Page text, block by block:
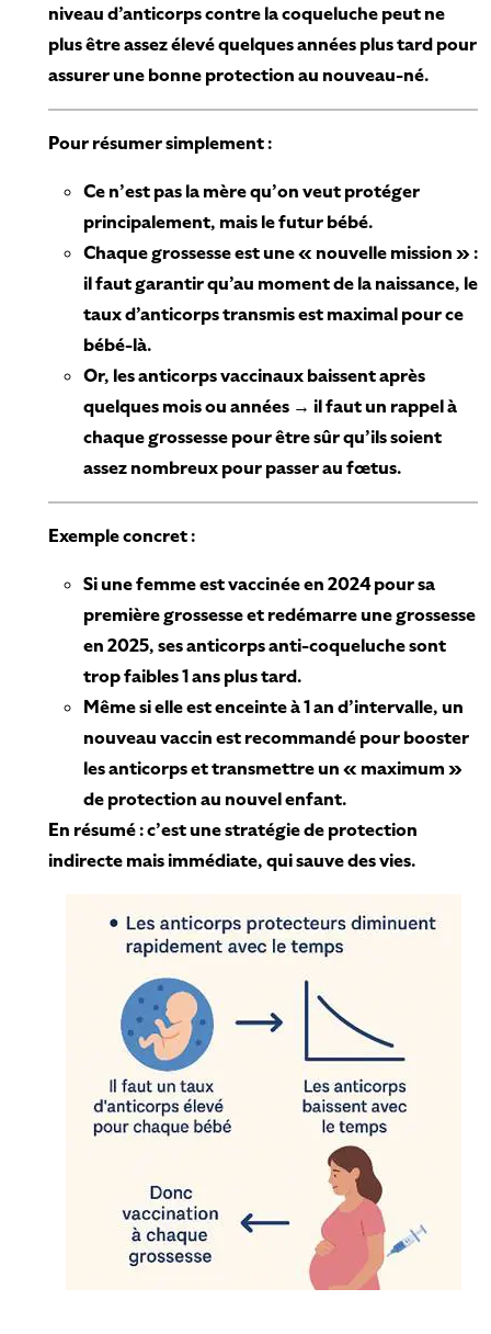
niveau d’anticorps contre la coqueluche peut ne
plus être assez élevé quelques années plus tard pour
assurer une bonne protection au nouveau-né.
Pour résumer simplement :
Ce n’est pas la mère qu’on veut protéger
principalement, mais le futur bébé.
Chaque grossesse est une « nouvelle mission » :
il faut garantir qu’au moment de la naissance, le
taux d’anticorps transmis est maximal pour ce
bébé-là.
Or, les anticorps vaccinaux baissent après
quelques mois ou années → il faut un rappel à
chaque grossesse pour être sûr qu’ils soient
assez nombreux pour passer au fœtus.
Exemple concret :
Si une femme est vaccinée en 2024 pour sa
première grossesse et redémarre une grossesse
en 2025, ses anticorps anti-coqueluche sont
trop faibles 1 ans plus tard.
Même si elle est enceinte à 1 an d’intervalle, un
nouveau vaccin est recommandé pour booster
les anticorps et transmettre un « maximum »
de protection au nouvel enfant.
En résumé : c’est une stratégie de protection
indirecte mais immédiate, qui sauve des vies.